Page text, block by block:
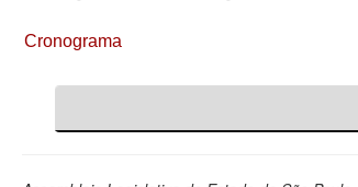
Cronograma